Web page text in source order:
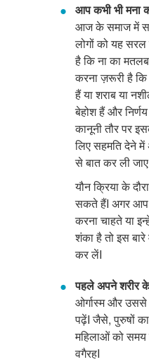
आप कभी भी मना
आज के समाज में
लोगों को यह सरल
है कि ना का
करना ज़रूरी है
हैं या शराब या
बेहोश हैं और
कानूनी तौर पर
लिए सहमति देने
से बात कर ली
यौन क्रिया के
सकते हैंI अगर आप
करना चाहते या
शंका है तो इस
कर लेंI
पहले अपने शरीर
ओर्गास्म और उससे
पढ़ेंI जैसे, पुरुषों का
महिलाओं को समय
वगैरहI